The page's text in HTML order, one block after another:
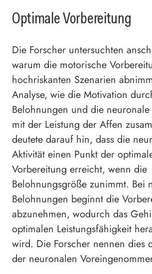
Optimale Vorbereitung
Die Forscher untersuchten
warum die motorische
hochriskanten Szenarien
Analyse, wie die Motivation
Belohnungen und die
mit der Leistung der Affen
deutete darauf hin, dass die
Aktivität einen Punkt der
Vorbereitung erreicht, wenn die
Belohnungsgröße zunimmt. Bei
Belohnungen beginnt die
abzunehmen, wodurch das
optimalen Leistungsfähigkeit
wird. Die Forscher nennen dies
der neuronalen